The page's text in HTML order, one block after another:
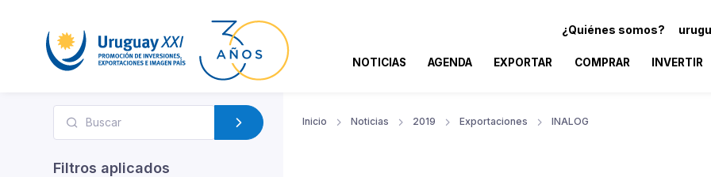
¿Quiénes somos?
NOTICIAS AGENDA EXPORTAR COMPRAR INVERTIR
Filtros aplicados
Inicio Noticias 2019 Exportaciones INALOG